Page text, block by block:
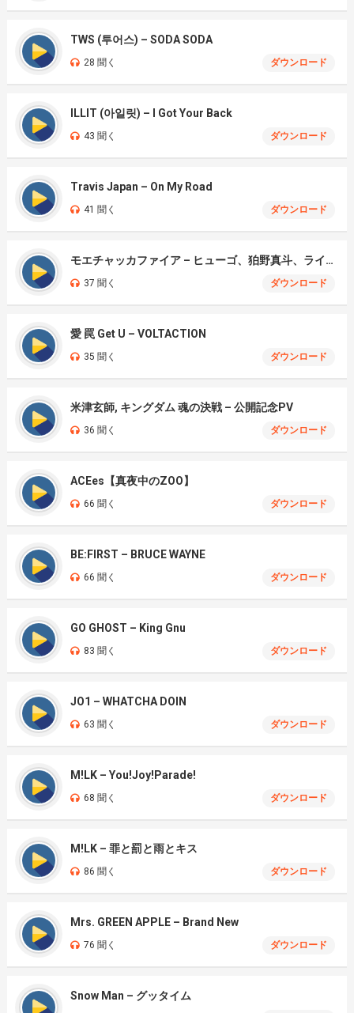
TWS (투어스) – SODA SODA
28 聞く ダウンロード
ILLIT (아일릿) – I Got Your Back
43 聞く ダウンロード
Travis Japan – On My Road
41 聞く ダウンロード
モエチャッカファイア – ヒューゴ、狛野真斗、ライト、セヴェリアン (Cover )
37 聞く ダウンロード
愛 罠 Get U – VOLTACTION
35 聞く ダウンロード
米津玄師, キングダム 魂の決戦 – 公開記念PV
36 聞く ダウンロード
ACEes【真夜中のZOO】
66 聞く ダウンロード
BE:FIRST – BRUCE WAYNE
66 聞く ダウンロード
GO GHOST – King Gnu
83 聞く ダウンロード
JO1 – WHATCHA DOIN
63 聞く ダウンロード
M!LK – You!Joy!Parade!
68 聞く ダウンロード
M!LK – 罪と罰と雨とキス
86 聞く ダウンロード
Mrs. GREEN APPLE – Brand New
76 聞く ダウンロード
Snow Man – グッタイム